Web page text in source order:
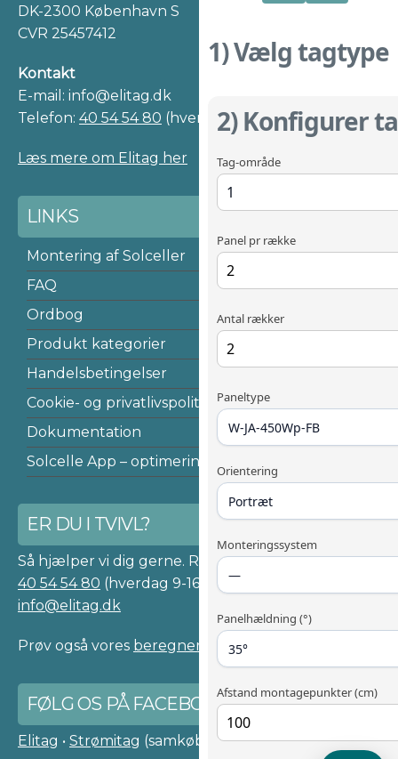
1) Vælg tagtype
2) Konfigurer
Tag-område
Panel pr række
Antal rækker
Paneltype
W-JA-450Wp-FB
Orientering
Portræt
Monteringssystem
—
Panelhældning (°)
35°
Afstand montagepunkter (cm)
DK-2300 København S
CVR 25457412
Kontakt
E-mail: info@elitag.dk
Telefon: 40 54 54 80 (hverdag 9-16)
Læs mere om Elitag her
LINKS
Montering af Solceller
FAQ
Ordbog
Produkt kategorier
Handelsbetingelser
Cookie- og privatlivspolitik
Dokumentation
Solcelle App – optimering af dit solcelleanlæg
ER DU I TVIVL?
Så hjælper vi dig gerne. Ring på telefon:
40 54 54 80 (hverdag 9-16), eller e-mail:
info@elitag.dk
Prøv også vores beregner af solcelleanlæg
FØLG OS PÅ FACEBOOK
Elitag • Strømitag (samkøb gruppe)